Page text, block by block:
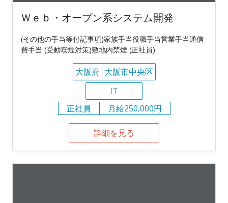
Ｗｅｂ・オープン系システム開発
(その他の手当等付記事項)家族手当役職手当営業手当通信
費手当 (受動喫煙対策)敷地内禁煙 (正社員)
大阪府 大阪市中央区
IT
正社員
月給250,000円
詳細を見る